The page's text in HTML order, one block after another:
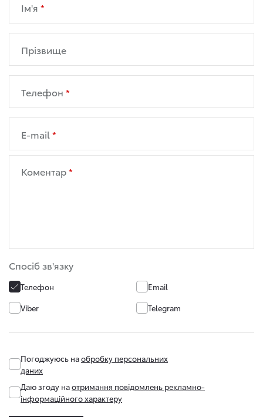
Ім'я
Прізвище
Телефон
E-mail
Коментар
Спосіб зв'язку
Телефон
Email
Viber
Telegram
Погоджуюсь наобробку персональних
даних
Даю згоду наотримання повідомлень рекламно-
інформаційного характеру